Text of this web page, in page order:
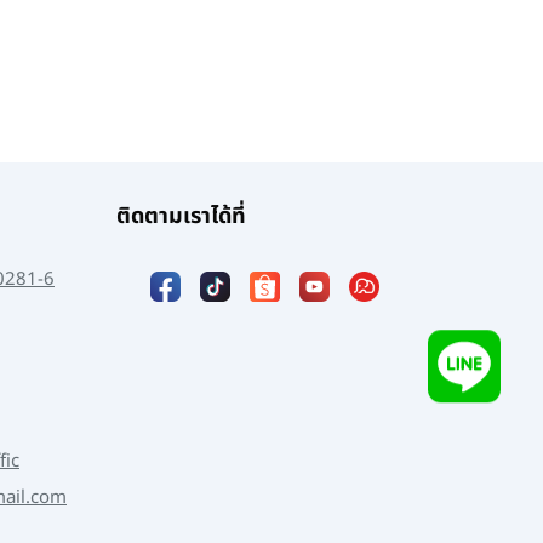
6
ติดตามเราได้ที่